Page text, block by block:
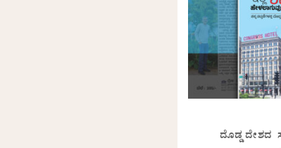
ದೊಡ್ಡ ದೇಶದ